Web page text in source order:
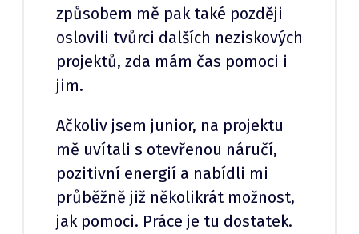
způsobem mě pak také později
oslovili tvůrci dalších neziskových
projektů, zda mám čas pomoci i
jim.
Ačkoliv jsem junior, na projektu
mě uvítali s otevřenou náručí,
pozitivní energií a nabídli mi
průběžně již několikrát možnost,
jak pomoci. Práce je tu dostatek.